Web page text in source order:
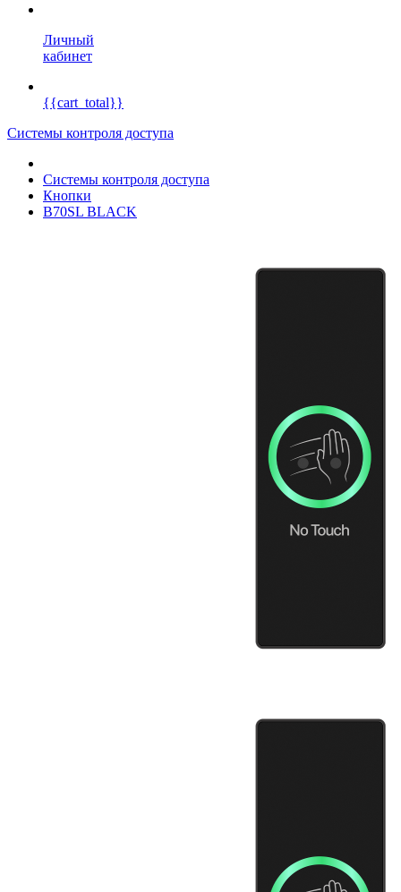
Личный
кабинет
{{cart_total}}
Системы контроля доступа
Системы контроля доступа
Кнопки
B70SL BLACK